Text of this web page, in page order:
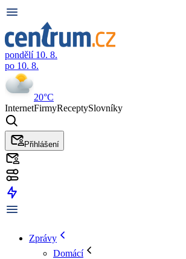
pondělí 10. 8.
po 10. 8.
20°C
InternetFirmyReceptySlovníky
Přihlášení
Zprávy
Domácí